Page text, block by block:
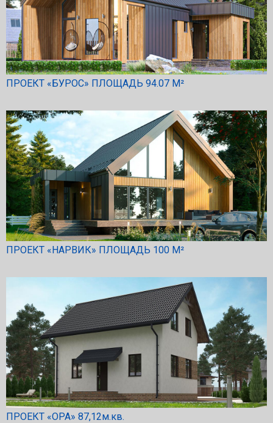
ПРОЕКТ «БУРОС» ПЛОЩАДЬ 94.07 М²
ПРОЕКТ «НАРВИК» ПЛОЩАДЬ 100 М²
ПРОЕКТ «ОРА» 87,12м.кв.